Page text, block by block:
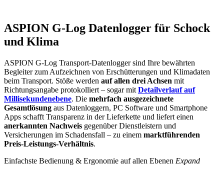
ASPION G-Log Datenlogger für Schock
und Klima
ASPION G-Log Transport-Datenlogger sind Ihre bewährten
Begleiter zum Aufzeichnen von Erschütterungen und Klimadaten
beim Transport. Stöße werden auf allen drei Achsen mit
Richtungsangabe protokolliert – sogar mit Detailverlauf auf
Millisekundenebene. Die mehrfach ausgezeichnete
Gesamtlösung aus Datenloggern, PC Software und Smartphone
Apps schafft Transparenz in der Lieferkette und liefert einen
anerkannten Nachweis gegenüber Dienstleistern und
Versicherungen im Schadensfall – zu einem marktführenden
Preis-Leistungs-Verhältnis.
Einfachste Bedienung & Ergonomie auf allen Ebenen Expand